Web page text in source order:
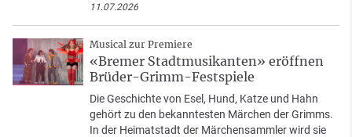
11.07.2026
Musical zur Premiere
«Bremer Stadtmusikanten» eröffnen
Brüder-Grimm-Festspiele
Die Geschichte von Esel, Hund, Katze und Hahn
gehört zu den bekanntesten Märchen der Grimms.
In der Heimatstadt der Märchensammler wird sie